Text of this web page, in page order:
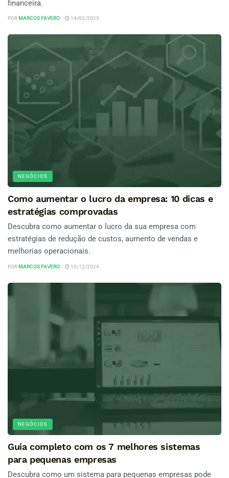
financeira.
POR MARCOS FAVERO 14/02/2025
NEGÓCIOS
Como aumentar o lucro da empresa: 10 dicas e
estratégias comprovadas
Descubra como aumentar o lucro da sua empresa com
estratégias de redução de custos, aumento de vendas e
melhorias operacionais.
POR MARCOS FAVERO 10/12/2024
NEGÓCIOS
Guia completo com os 7 melhores sistemas
para pequenas empresas
Descubra como um sistema para pequenas empresas pode